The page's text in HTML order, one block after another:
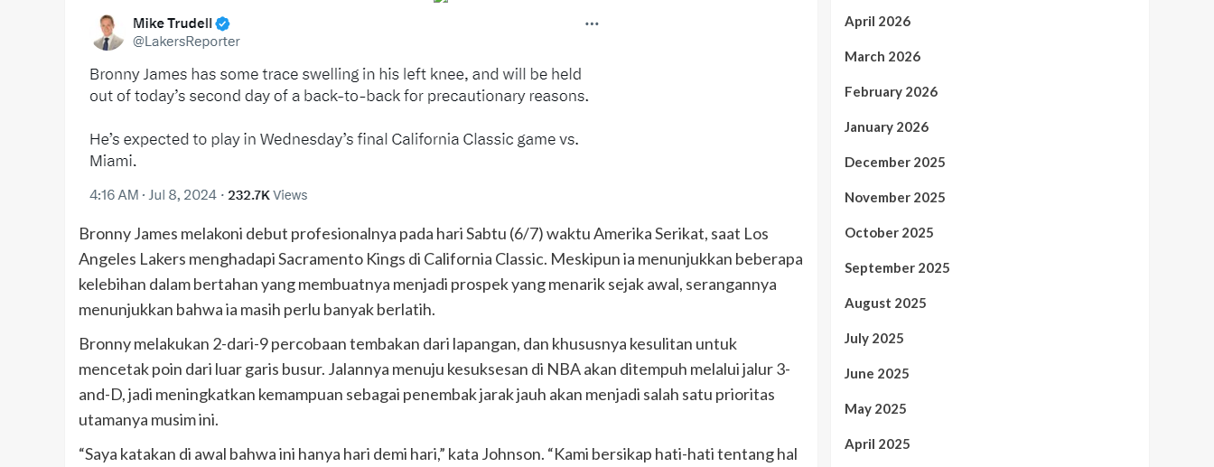
Bronny James melakoni debut profesionalnya pada hari Sabtu (6/7) waktu Amerika Serikat, saat Los
Angeles Lakers menghadapi Sacramento Kings di California Classic. Meskipun ia menunjukkan beberapa
kelebihan dalam bertahan yang membuatnya menjadi prospek yang menarik sejak awal, serangannya
menunjukkan bahwa ia masih perlu banyak berlatih.
Bronny melakukan 2-dari-9 percobaan tembakan dari lapangan, dan khususnya kesulitan untuk
mencetak poin dari luar garis busur. Jalannya menuju kesuksesan di NBA akan ditempuh melalui jalur 3-
and-D, jadi meningkatkan kemampuan sebagai penembak jarak jauh akan menjadi salah satu prioritas
utamanya musim ini.
“Saya katakan di awal bahwa ini hanya hari demi hari,” kata Johnson. “Kami bersikap hati-hati tentang hal
April 2026
March 2026
February 2026
January 2026
December 2025
November 2025
October 2025
September 2025
August 2025
July 2025
June 2025
May 2025
April 2025